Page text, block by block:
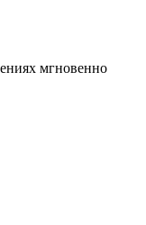
мгновенно